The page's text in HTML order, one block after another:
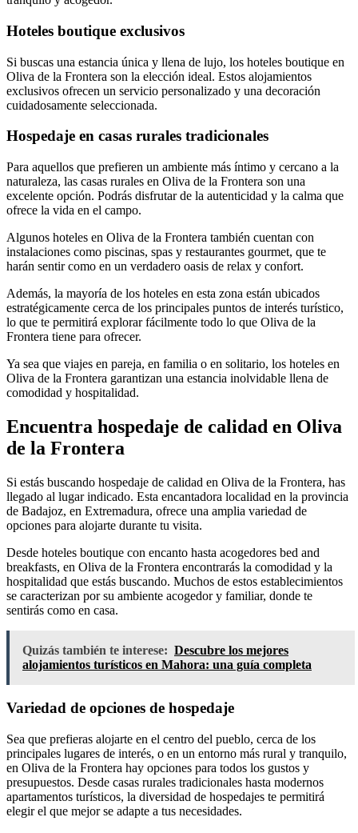
Hoteles boutique exclusivos
Si buscas una estancia única y llena de lujo, los hoteles boutique en
Oliva de la Frontera son la elección ideal. Estos alojamientos
exclusivos ofrecen un servicio personalizado y una decoración
cuidadosamente seleccionada.
Hospedaje en casas rurales tradicionales
Para aquellos que prefieren un ambiente más íntimo y cercano a la
naturaleza, las casas rurales en Oliva de la Frontera son una
excelente opción. Podrás disfrutar de la autenticidad y la calma que
ofrece la vida en el campo.
Algunos hoteles en Oliva de la Frontera también cuentan con
instalaciones como piscinas, spas y restaurantes gourmet, que te
harán sentir como en un verdadero oasis de relax y confort.
Además, la mayoría de los hoteles en esta zona están ubicados
estratégicamente cerca de los principales puntos de interés turístico,
lo que te permitirá explorar fácilmente todo lo que Oliva de la
Frontera tiene para ofrecer.
Ya sea que viajes en pareja, en familia o en solitario, los hoteles en
Oliva de la Frontera garantizan una estancia inolvidable llena de
comodidad y hospitalidad.
Encuentra hospedaje de calidad en Oliva
de la Frontera
Si estás buscando hospedaje de calidad en Oliva de la Frontera, has
llegado al lugar indicado. Esta encantadora localidad en la provincia
de Badajoz, en Extremadura, ofrece una amplia variedad de
opciones para alojarte durante tu visita.
Desde hoteles boutique con encanto hasta acogedores bed and
breakfasts, en Oliva de la Frontera encontrarás la comodidad y la
hospitalidad que estás buscando. Muchos de estos establecimientos
se caracterizan por su ambiente acogedor y familiar, donde te
sentirás como en casa.
Quizás también te interese: Descubre los mejores
alojamientos turísticos en Mahora: una guía completa
Variedad de opciones de hospedaje
Sea que prefieras alojarte en el centro del pueblo, cerca de los
principales lugares de interés, o en un entorno más rural y tranquilo,
en Oliva de la Frontera hay opciones para todos los gustos y
presupuestos. Desde casas rurales tradicionales hasta modernos
apartamentos turísticos, la diversidad de hospedajes te permitirá
elegir el que mejor se adapte a tus necesidades.